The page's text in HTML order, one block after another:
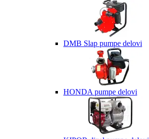
DMB Slap pumpe delovi
HONDA pumpe delovi